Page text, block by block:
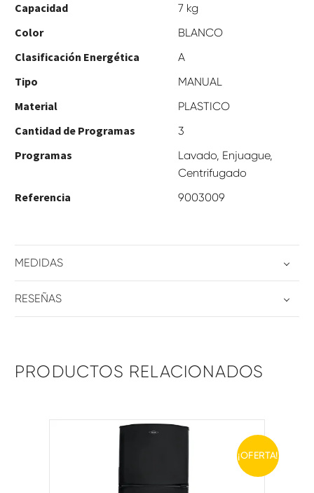
Capacidad 7 kg
Color BLANCO
Clasificación Energética A
Tipo MANUAL
Material PLASTICO
Cantidad de Programas 3
Programas
Lavado, Enjuague,
Centrifugado
Referencia 9003009
MEDIDAS
RESEÑAS
PRODUCTOS RELACIONADOS
¡OFERTA!